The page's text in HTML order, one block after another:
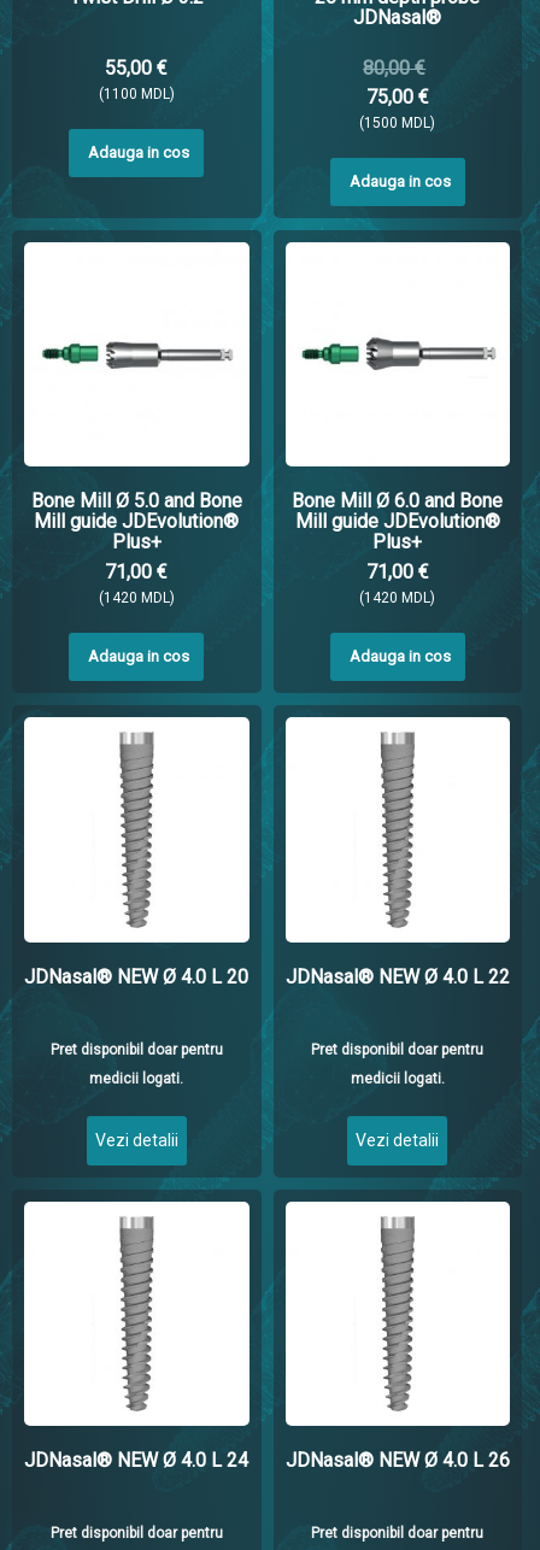
55,00 €
(1100 MDL)
Adauga in cos
JDNasal®
80,00 €
75,00 €
(1500 MDL)
Adauga in cos
Bone Mill Ø 5.0 and Bone
Mill guide JDEvolution®
Plus+
71,00 €
(1420 MDL)
Adauga in cos
Bone Mill Ø 6.0 and Bone
Mill guide JDEvolution®
Plus+
71,00 €
(1420 MDL)
Adauga in cos
JDNasal® NEW Ø 4.0 L 20
Pret disponibil doar pentru
medicii logati.
Vezi detalii
JDNasal® NEW Ø 4.0 L 22
Pret disponibil doar pentru
medicii logati.
Vezi detalii
JDNasal® NEW Ø 4.0 L 24
Pret disponibil doar pentru
JDNasal® NEW Ø 4.0 L 26
Pret disponibil doar pentru